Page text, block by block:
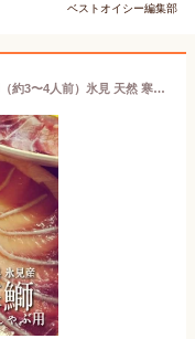
ベストオイシー編集部
【送料無料】氷見産 寒鰤ぶりしゃぶ用（約3〜4人前）氷見 天然 寒ブリ